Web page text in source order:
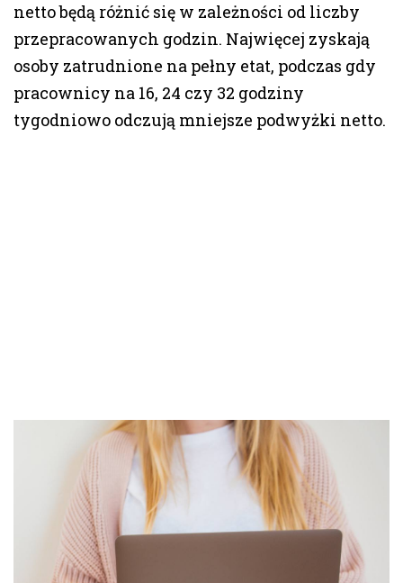
netto będą różnić się w zależności od liczby
przepracowanych godzin. Najwięcej zyskają
osoby zatrudnione na pełny etat, podczas gdy
pracownicy na 16, 24 czy 32 godziny
tygodniowo odczują mniejsze podwyżki netto.